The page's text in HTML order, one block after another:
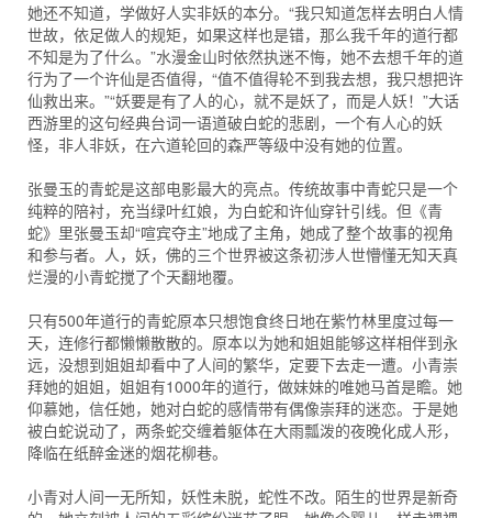
她还不知道，学做好人实非妖的本分。“我只知道怎样去明白人情
世故，依足做人的规矩，如果这样也是错，那么我千年的道行都
不知是为了什么。”水漫金山时依然执迷不悔，她不去想千年的道
行为了一个许仙是否值得，“值不值得轮不到我去想，我只想把许
仙救出来。”“妖要是有了人的心，就不是妖了，而是人妖！”大话
西游里的这句经典台词一语道破白蛇的悲剧，一个有人心的妖
怪，非人非妖，在六道轮回的森严等级中没有她的位置。
张曼玉的青蛇是这部电影最大的亮点。传统故事中青蛇只是一个
纯粹的陪衬，充当绿叶红娘，为白蛇和许仙穿针引线。但《青
蛇》里张曼玉却“喧宾夺主”地成了主角，她成了整个故事的视角
和参与者。人，妖，佛的三个世界被这条初涉人世懵懂无知天真
烂漫的小青蛇搅了个天翻地覆。
只有500年道行的青蛇原本只想饱食终日地在紫竹林里度过每一
天，连修行都懒懒散散的。原本以为她和姐姐能够这样相伴到永
远，没想到姐姐却看中了人间的繁华，定要下去走一遭。小青崇
拜她的姐姐，姐姐有1000年的道行，做妹妹的唯她马首是瞻。她
仰慕她，信任她，她对白蛇的感情带有偶像崇拜的迷恋。于是她
被白蛇说动了，两条蛇交缠着躯体在大雨瓢泼的夜晚化成人形，
降临在纸醉金迷的烟花柳巷。
小青对人间一无所知，妖性未脱，蛇性不改。陌生的世界是新奇